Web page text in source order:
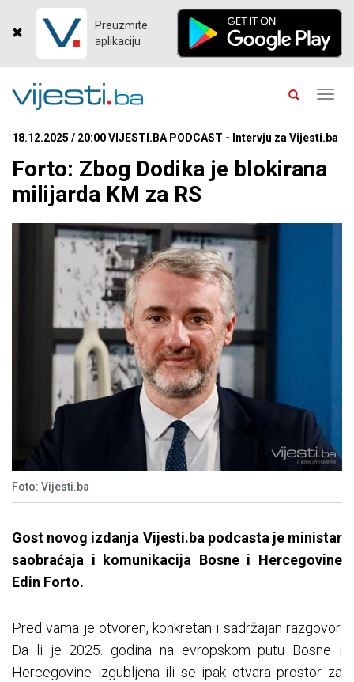
Preuzmite
aplikaciju
18.12.2025 / 20:00 VIJESTI.BA PODCAST - Intervju za Vijesti.ba
Forto: Zbog Dodika je blokirana
milijarda KM za RS
Foto: Vijesti.ba
Gost novog izdanja Vijesti.ba podcasta je ministar
saobraćaja i komunikacija Bosne i Hercegovine
Edin Forto.
Pred vama je otvoren, konkretan i sadržajan razgovor.
Da li je 2025. godina na evropskom putu Bosne i
Hercegovine izgubljena ili se ipak otvara prostor za